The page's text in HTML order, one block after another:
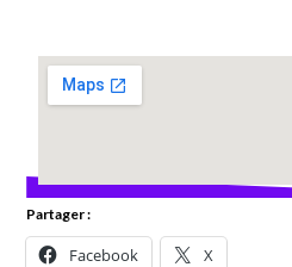
Partager :
Facebook X